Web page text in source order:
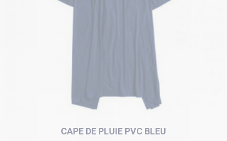
CAPE DE PLUIE PVC BLEU